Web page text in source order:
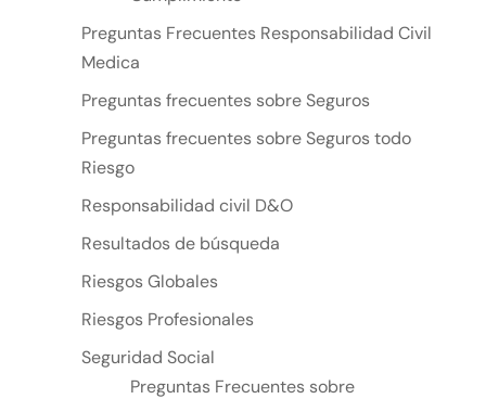
Preguntas Frecuentes Responsabilidad Civil
Medica
Preguntas frecuentes sobre Seguros
Preguntas frecuentes sobre Seguros todo
Riesgo
Responsabilidad civil D&O
Resultados de búsqueda
Riesgos Globales
Riesgos Profesionales
Seguridad Social
Preguntas Frecuentes sobre